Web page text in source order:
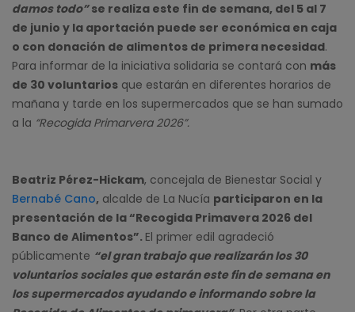
damos todo”se realiza este fin de semana, del 5 al 7
de junio y la aportación puede ser económica en caja
o con donación de alimentos de primera necesidad.
Para informar de la iniciativa solidaria se contará con más
de 30 voluntarios que estarán en diferentes horarios de
mañana y tarde en los supermercados que se han sumado
a la “Recogida Primarvera 2026”.
Beatriz Pérez-Hickam, concejala de Bienestar Social y
Bernabé Cano, alcalde de La Nucía participaron en la
presentación de la “Recogida Primavera 2026 del
Banco de Alimentos”. El primer edil agradeció
públicamente “el gran trabajo que realizarán los 30
voluntarios sociales que estarán este fin de semana en
los supermercados ayudando e informando sobre la